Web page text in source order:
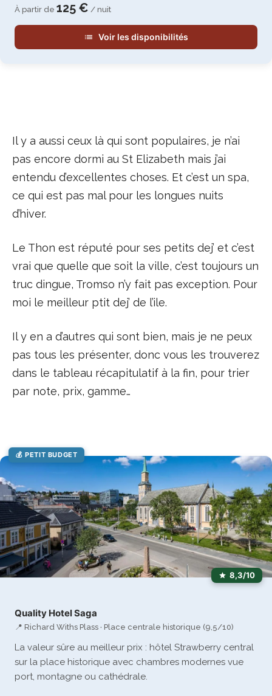
À partir de 125 € / nuit
Voir les disponibilités
Il y a aussi ceux là qui sont populaires, je n’ai
pas encore dormi au St Elizabeth mais j’ai
entendu d’excellentes choses. Et c’est un spa,
ce qui est pas mal pour les longues nuits
d’hiver.
Le Thon est réputé pour ses petits dej’ et c’est
vrai que quelle que soit la ville, c’est toujours un
truc dingue, Tromso n’y fait pas exception. Pour
moi le meilleur ptit dej’ de l’ile.
Il y en a d’autres qui sont bien, mais je ne peux
pas tous les présenter, donc vous les trouverez
dans le tableau récapitulatif à la fin, pour trier
par note, prix, gamme…
💰 PETIT BUDGET
8,3/10
Quality Hotel Saga
📍 Richard Withs Plass · Place centrale historique (9,5/10)
La valeur sûre au meilleur prix : hôtel Strawberry central
sur la place historique avec chambres modernes vue
port, montagne ou cathédrale.